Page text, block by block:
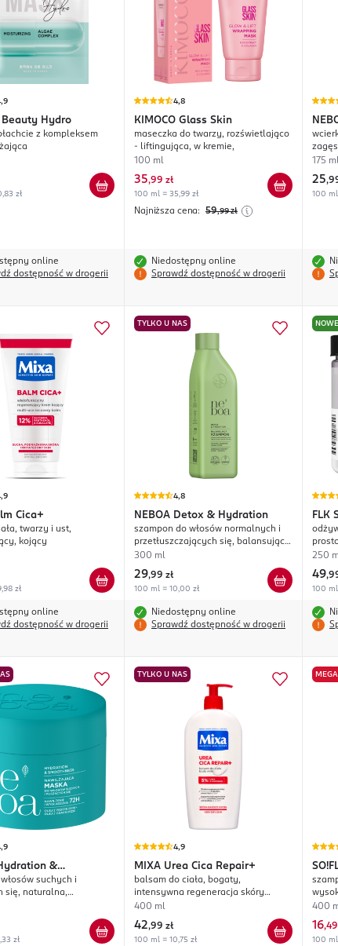
Beauty Hydro
z kompleksem
zł
online
dostępność w drogerii
4,8
KIMOCO Glass Skin
maseczka do twarzy, rozświetlająco
- liftingująca, w kremie,
100 ml
35,99 zł
100 ml = 35,99 zł
Najniższa cena: 59,99 zł
Niedostępny online
Sprawdź dostępność w drogerii
175
25,
100 ml
Cica+
twarzy i ust,
kojący
zł
online
dostępność w drogerii
TYLKO U NAS
4,8
NEBOA Detox & Hydration
szampon do włosów normalnych i
przetłuszczających się, balansujący,
lekkość, świeżość i nawilżenie
300 ml
29,99 zł
100 ml = 10,00 zł
Niedostępny online
Sprawdź dostępność w drogerii
NOWE
FLK
250
49,
100
&
suchych i
się, naturalna,
i wygładzenie
zł
TYLKO U NAS
4,9
MIXA Urea Cica Repair+
balsam do ciała, bogaty,
intensywna regeneracja skóry
bardzo suchej
400 ml
42,99 zł
100 ml = 10,75 zł
400
16,49
100 ml